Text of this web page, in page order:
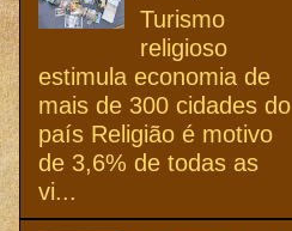
Turismo
religioso
estimula economia de
mais de 300 cidades do
país Religião é motivo
de 3,6% de todas as
vi...